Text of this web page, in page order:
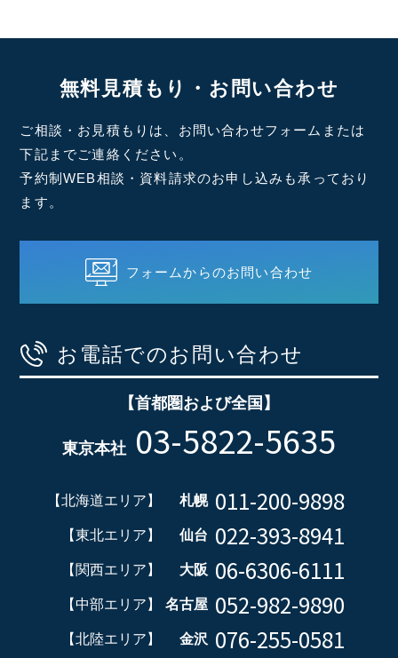
無料見積もり・お問い合わせ
ご相談・お見積もりは、お問い合わせフォームまたは
下記までご連絡ください。
予約制WEB相談・資料請求のお申し込みも承っており
ます。
フォームからのお問い合わせ
お電話でのお問い合わせ
【首都圏および全国】
東京本社 03-5822-5635
【北海道エリア】 札幌 011-200-9898
【東北エリア】 仙台 022-393-8941
【関西エリア】 大阪 06-6306-6111
【中部エリア】 名古屋 052-982-9890
【北陸エリア】 金沢 076-255-0581